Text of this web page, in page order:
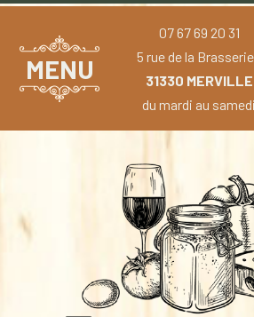
MENU
07 67 69 20 31
5 rue de la
31330 MERVILLE
du mardi au samedi